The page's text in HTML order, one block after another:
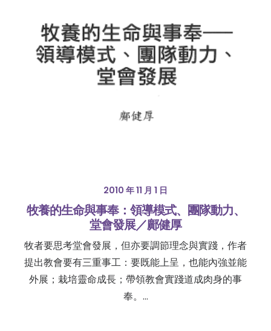
2010 年 11 月 1 日
牧養的生命與事奉：領導模式、團隊動力、
堂會發展／鄺健厚
牧者要思考堂會發展，但亦要調節理念與實踐，作者
提出教會要有三重事工：要既能上呈，也能內強並能
外展；栽培靈命成長；帶領教會實踐道成肉身的事
奉。…